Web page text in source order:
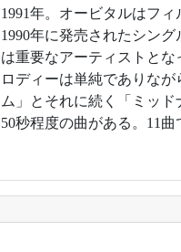
1991年。オービタルはフ
1990年に発売されたシン
は重要なアーティストと
ロディーは単純でありな
ム」とそれに続く「ミッ
50秒程度の曲がある。11曲